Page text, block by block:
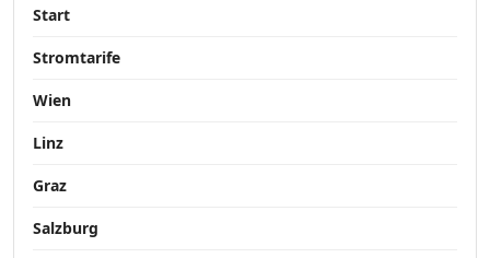
Start
Stromtarife
Wien
Linz
Graz
Salzburg